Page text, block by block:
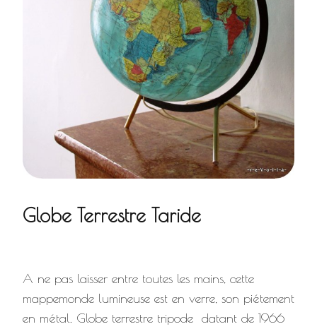
Globe Terrestre Taride
A ne pas laisser entre toutes les mains, cette
mappemonde lumineuse est en verre, son piétement
en métal. Globe terrestre tripode datant de 1966